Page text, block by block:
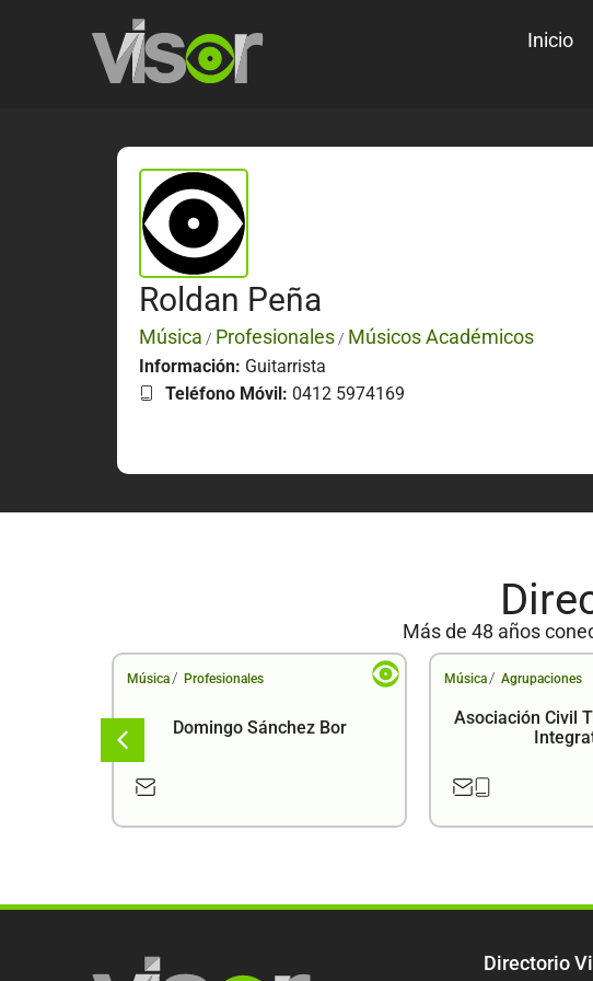
Inicio
Roldan Peña
Música / Profesionales / Músicos Académicos
Información: Guitarrista
Teléfono Móvil: 0412 5974169
Más de 48 años
Música / Profesionales
Domingo Sánchez Bor
Música / Agrupaciones
Asociación Civil
Directorio